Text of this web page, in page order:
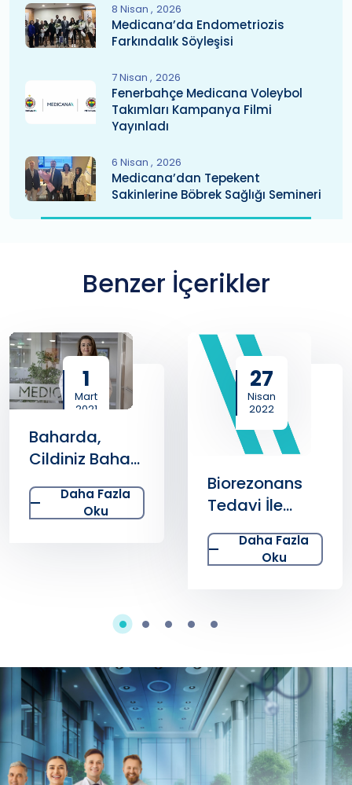
8 Nisan 2026
Medicana’da Endometriozis
Farkındalık Söyleşisi
7 Nisan 2026
Fenerbahçe Medicana Voleybol
Takımları Kampanya Filmi
Yayınladı
6 Nisan 2026
Medicana’dan Tepekent
Sakinlerine Böbrek Sağlığı Semineri
Benzer İçerikler
1
Mart
2021
Baharda,
Cildiniz Bahar
Gibi Işıldasın
Daha Fazla
Oku
27
Nisan
2022
Biorezonans
Tedavi İle
Sigarayı
Bırakmak
Mümkün
Daha Fazla
Oku